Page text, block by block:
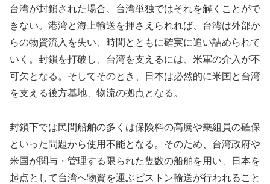
台湾が封鎖された場合、台湾単独ではそれを解くことがで
きない。港湾と海上輸送を押さえられれば、台湾は外部か
らの物資流入を失い、時間とともに確実に追い詰められて
いく。封鎖を打破し、台湾を支えるには、米軍の介入が不
可欠となる。そしてそのとき、日本は必然的に米国と台湾
を支える後方基地、物流の拠点となる。
封鎖下では民間船舶の多くは保険料の高騰や乗組員の確保
といった問題から使用不能となる。そのため、台湾政府や
米国が関与・管理する限られた隻数の船舶を用い、日本を
起点として台湾へ物資を運ぶピストン輸送が行われること